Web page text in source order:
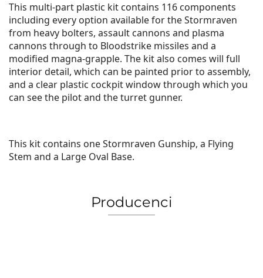
This multi-part plastic kit contains 116 components
including every option available for the Stormraven
from heavy bolters, assault cannons and plasma
cannons through to Bloodstrike missiles and a
modified magna-grapple. The kit also comes will full
interior detail, which can be painted prior to assembly,
and a clear plastic cockpit window through which you
can see the pilot and the turret gunner.
This kit contains one Stormraven Gunship, a Flying
Stem and a Large Oval Base.
Producenci